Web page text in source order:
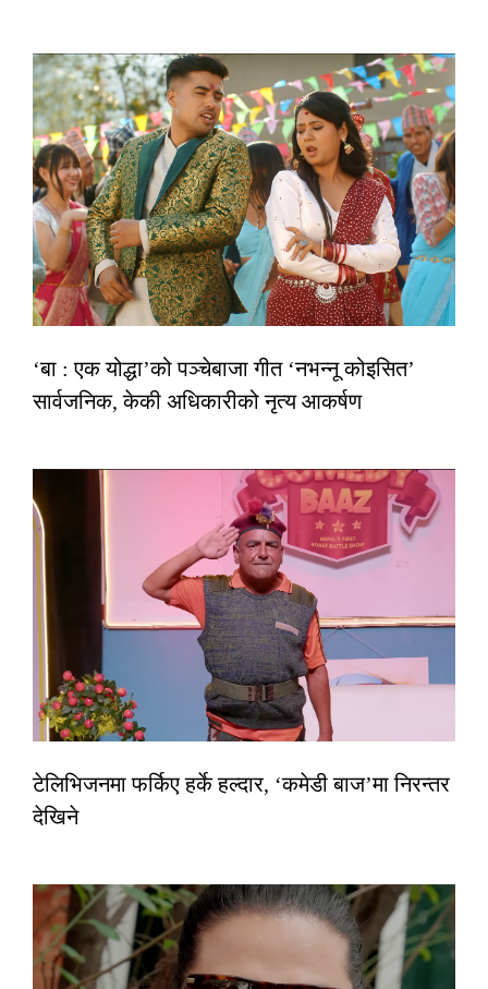
‘बा : एक योद्धा’को पञ्चेबाजा गीत ‘नभन्नू कोइसित’
सार्वजनिक, केकी अधिकारीको नृत्य आकर्षण
टेलिभिजनमा फर्किए हर्के हल्दार, ‘कमेडी बाज’मा निरन्तर
देखिने